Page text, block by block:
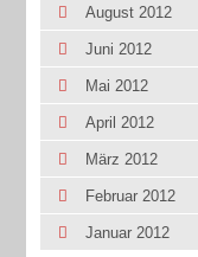
August 2012
Juni 2012
Mai 2012
April 2012
März 2012
Februar 2012
Januar 2012